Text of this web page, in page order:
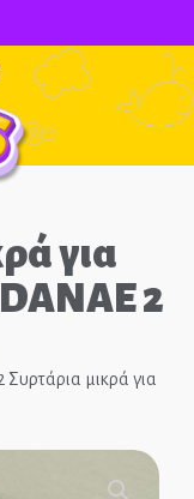
για
2
Συρτάρια μικρά για